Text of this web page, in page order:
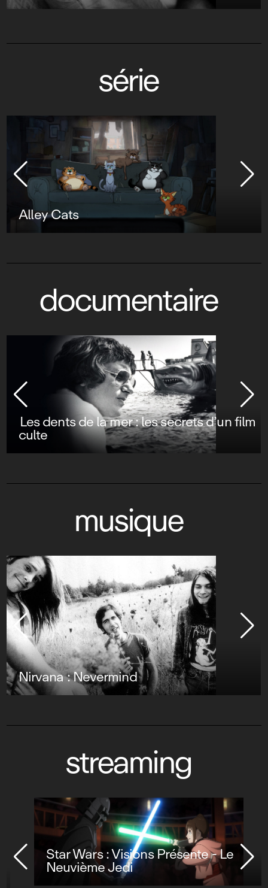
série
Star Wars : Visions Présente - Le
Neuvième Jedi
documentaire
Les dents de la mer : les secrets d’un film
culte
musique
Nirvana : Nevermind
streaming
Star Wars : Visions Présente - Le
Neuvième Jedi